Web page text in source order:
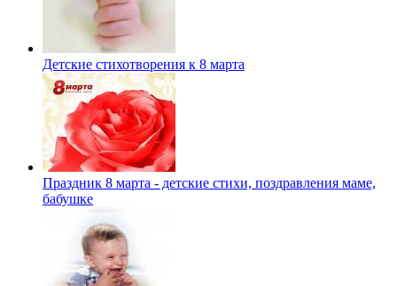
Детские стихотворения к 8 марта
Праздник 8 марта - детские стихи, поздравления маме,
бабушке